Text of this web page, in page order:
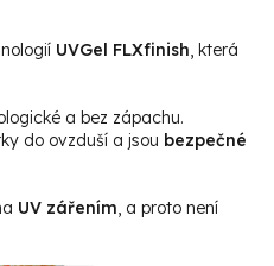
UVGel FLXfinish, která
a bez zápachu.
do ovzduší a jsou bezpečné
UV zářením, a proto není